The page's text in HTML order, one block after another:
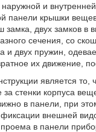
и
панели крышки
замка, двух замков в
сечения, со
и двух пружин,
их движение,
является то,
стенки корпуса
в панели, при
фиксации внешней
в панели